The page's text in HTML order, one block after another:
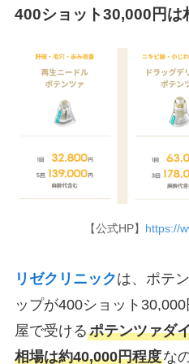
400ショット30,000円は
【公式HP】 https://
リゼクリニックは、ポテ
ップが400ショット
屋で受けるポテンツァダ
相場は約40,000円程度な